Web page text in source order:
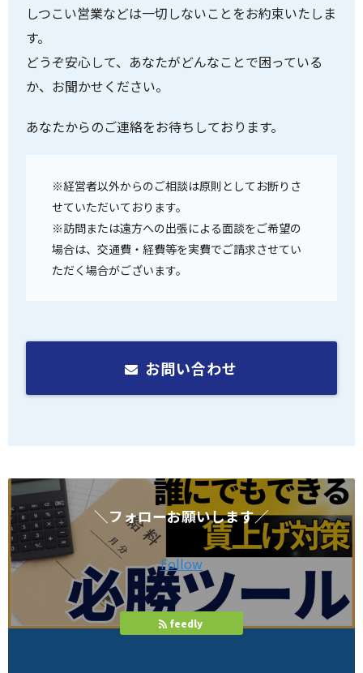
しつこい営業などは一切しないことをお約束いたしま
す。
どうぞ安心して、あなたがどんなことで困っている
か、お聞かせください。
あなたからのご連絡をお待ちしております。
※経営者以外からのご相談は原則としてお断りさ
せていただいております。
※訪問または遠方への出張による面談をご希望の
場合は、交通費・経費等を実費でご請求させてい
ただく場合がございます。
お問い合わせ
＼フォローお願いします／
Follow
feedly